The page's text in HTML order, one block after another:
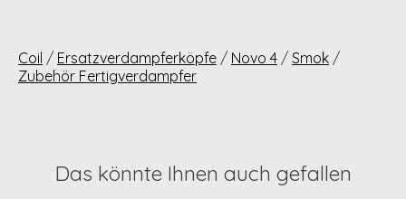
Coil / Ersatzverdampferköpfe / Novo 4 / Smok /
Zubehör Fertigverdampfer
Das könnte Ihnen auch gefallen